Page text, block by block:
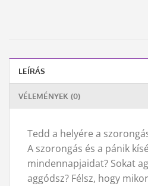
LEÍRÁS
VÉLEMÉNYEK (0)
Tedd a helyére a
A szorongás és a pánik
mindennapjaidat? Sokat
aggódsz? Félsz, hogy